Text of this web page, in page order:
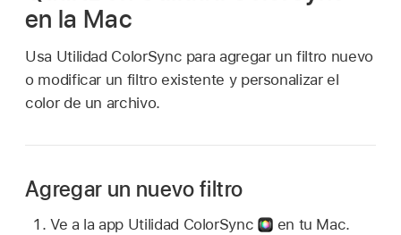
en la Mac
Usa Utilidad ColorSync para agregar un filtro nuevo
o modificar un filtro existente y personalizar el
color de un archivo.
Agregar un nuevo filtro
Ve a la app Utilidad ColorSync
en tu Mac.